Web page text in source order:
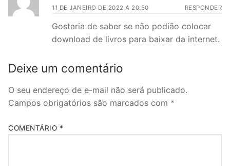
11 DE JANEIRO DE 2022 A 20:50 RESPONDER
Gostaria de saber se não podião colocar
download de livros para baixar da internet.
Deixe um comentário
O seu endereço de e-mail não será publicado.
Campos obrigatórios são marcados com *
COMENTÁRIO *